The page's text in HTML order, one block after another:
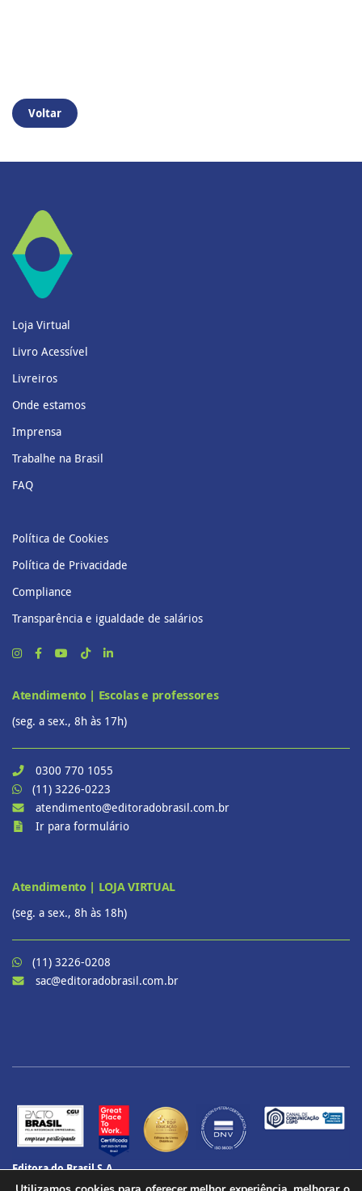
Voltar
Loja Virtual
Livro Acessível
Livreiros
Onde estamos
Imprensa
Trabalhe na Brasil
FAQ
Política de Cookies
Política de Privacidade
Compliance
Transparência e igualdade de salários
Atendimento | Escolas e professores
(seg. a sex., 8h às 17h)
0300 770 1055
(11) 3226-0223
atendimento@editoradobrasil.com.br
Ir para formulário
Atendimento | LOJA VIRTUAL
(seg. a sex., 8h às 18h)
(11) 3226-0208
sac@editoradobrasil.com.br
Editora do Brasil S.A.
CNPJ: 60.657.574/0001-69